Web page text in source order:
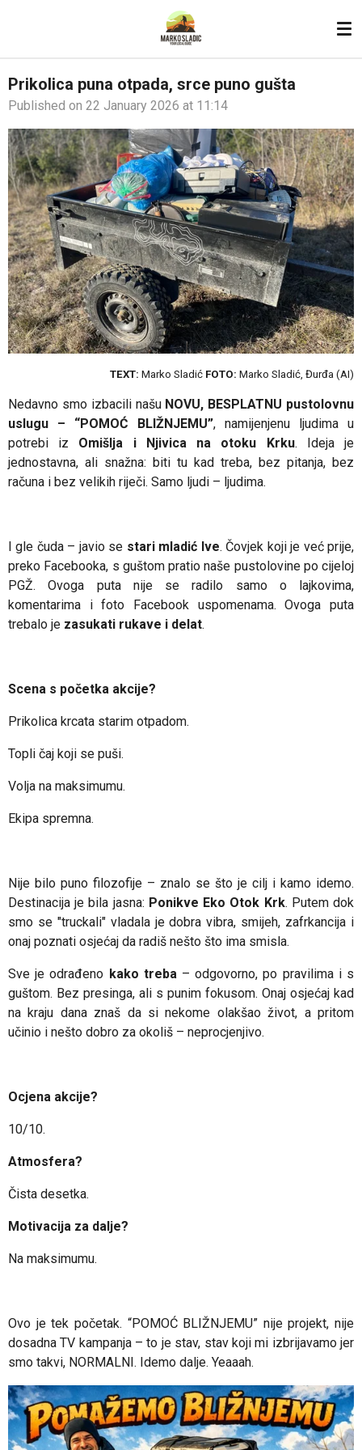
content
Prikolica puna otpada, srce puno gušta
Published on 22 January 2026 at 11:14
TEXT: Marko Sladić FOTO: Marko Sladić, Đurđa (AI)
Nedavno smo izbacili našu NOVU, BESPLATNU pustolovnu
uslugu – “POMOĆ BLIŽNJEMU”, namijenjenu ljudima u
potrebi iz Omišlja i Njivica na otoku Krku. Ideja je
jednostavna, ali snažna: biti tu kad treba, bez pitanja, bez
računa i bez velikih riječi. Samo ljudi – ljudima.
I gle čuda – javio se stari mladić Ive. Čovjek koji je već prije,
preko Facebooka, s guštom pratio naše pustolovine po cijeloj
PGŽ. Ovoga puta nije se radilo samo o lajkovima,
komentarima i foto Facebook uspomenama. Ovoga puta
trebalo je zasukati rukave i delat.
Scena s početka akcije?
Prikolica krcata starim otpadom.
Topli čaj koji se puši.
Volja na maksimumu.
Ekipa spremna.
Nije bilo puno filozofije – znalo se što je cilj i kamo idemo.
Destinacija je bila jasna: Ponikve Eko Otok Krk. Putem dok
smo se "truckali" vladala je dobra vibra, smijeh, zafrkancija i
onaj poznati osjećaj da radiš nešto što ima smisla.
Sve je odrađeno kako treba– odgovorno, po pravilima i s
guštom. Bez presinga, ali s punim fokusom. Onaj osjećaj kad
na kraju dana znaš da si nekome olakšao život, a pritom
učinio i nešto dobro za okoliš – neprocjenjivo.
Ocjena akcije?
10/10.
Atmosfera?
Čista desetka.
Motivacija za dalje?
Na maksimumu.
Ovo je tek početak. “POMOĆ BLIŽNJEMU” nije projekt, nije
dosadna TV kampanja – to je stav, stav koji mi izbrijavamo jer
smo takvi, NORMALNI. Idemo dalje. Yeaaah.